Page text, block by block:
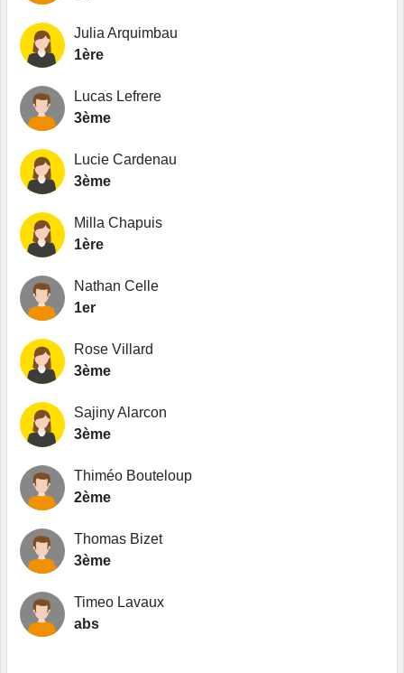
Julia Arquimbau
1ère
Lucas Lefrere
3ème
Lucie Cardenau
3ème
Milla Chapuis
1ère
Nathan Celle
1er
Rose Villard
3ème
Sajiny Alarcon
3ème
Thiméo Bouteloup
2ème
Thomas Bizet
3ème
Timeo Lavaux
abs